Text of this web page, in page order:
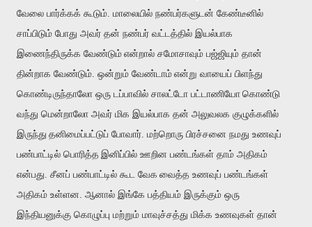
வேலை பார்க்கக் கூடும். மாலையில் நண்பர்களுடன் கேண்டீனில்
சாப்பிடும் போது அவர் தன் நண்பர் வட்டத்தில் இயல்பாக
இணைந்திருக்க வேண்டும் என்றால் சமோசாவும் பஜ்ஜியும் தான்
தின்றாக வேண்டும். ஒன்றும் வேண்டாம் என்று வாயைப் பிளந்து
கொண்டிருந்தாலோ ஒரு டப்பாவில் சாலட்டோ பட்டாணியோ கொண்டு
வந்து மென்றாலோ அவர் மிக இயல்பாக தன் அலுவலக குழுக்களில்
இருந்து தனிமைப்பட்டுப் போவார். மற்றொரு பிரச்சனை நமது உணவுப்
பண்பாட்டில் பொரித்த இனிப்பில் ஊறின பண்டங்கள் தாம் அதிகம்
என்பது. சீனப் பண்பாட்டில் கூட வேக வைத்த உணவுப் பண்டங்கள்
அதிகம் உள்ளன. ஆனால் இங்கே பத்தியம் இருக்கும் ஒரு
இந்தியனுக்கு கொழுப்பு மற்றும் மாவுச்சத்து மிக்க உணவுகள் தான்